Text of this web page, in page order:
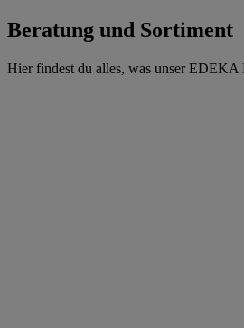
Beratung und Sortiment
Hier findest du alles, was unser EDEKA